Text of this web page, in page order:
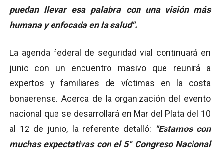
puedan llevar esa palabra con una visión más
humana y enfocada en la salud".
La agenda federal de seguridad vial continuará en
junio con un encuentro masivo que reunirá a
expertos y familiares de víctimas en la costa
bonaerense. Acerca de la organización del evento
nacional que se desarrollará en Mar del Plata del 10
al 12 de junio, la referente detalló: "Estamos con
muchas expectativas con el 5° Congreso Nacional